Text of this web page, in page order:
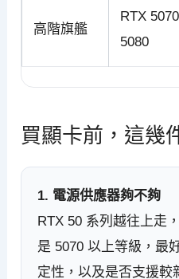
高階旗艦
RTX
5080
買顯卡前，這幾
1. 電源供應器夠不夠
RTX 50 系列越往上走
是 5070 以上等級，最
定性，以及是否支援較